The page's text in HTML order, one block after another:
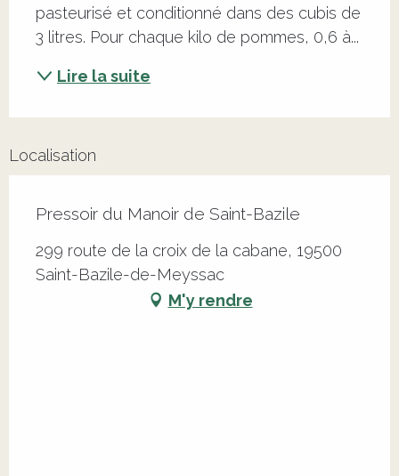
pasteurisé et conditionné dans des cubis de
3 litres. Pour chaque kilo de pommes, 0,6 à...
Lire la suite
Localisation
Pressoir du Manoir de Saint-Bazile
299 route de la croix de la cabane, 19500
Saint-Bazile-de-Meyssac
M'y rendre